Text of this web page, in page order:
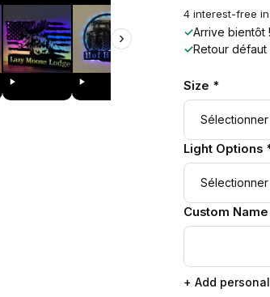
›
4 interest-free
✓Arrive bientôt
✓Retour
Size *
Light Options
Custom
+ Add